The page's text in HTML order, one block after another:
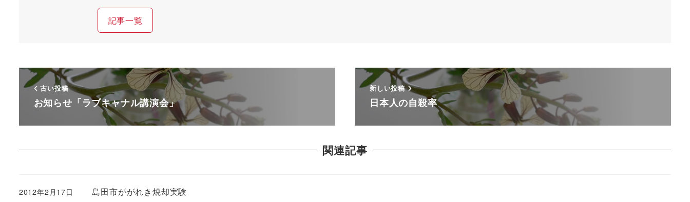
記事一覧
古い投稿
お知らせ「ラブキャナル講演会」
新しい投稿
日本人の自殺率
関連記事
島田市ががれき焼却実験
2012年2月17日